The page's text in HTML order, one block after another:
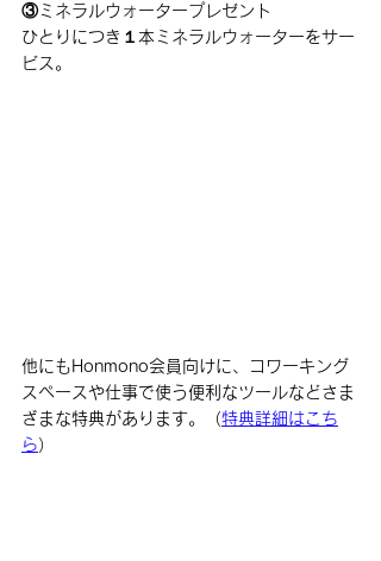
③ミネラルウォータープレゼント
ひとりにつき１本ミネラルウォーターをサー
ビス。
他にもHonmono会員向けに、コワーキング
スペースや仕事で使う便利なツールなどさま
ざまな特典があります。（特典詳細はこち
ら）